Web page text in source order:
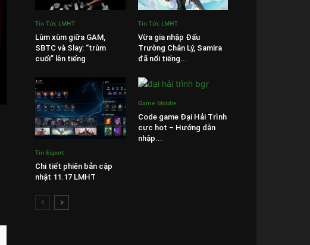
Tin Tức LMHT
Lùm xùm giữa GAM,
SBTC và Slay: “trùm
cuối” lên tiếng
Tin Tức LMHT
Vừa gia nhập Đấu
Trường Chân Lý, Samira
đã nổi tiếng...
Tin Esport
Chi tiết phiên bản cập
nhật 11.17 LMHT
Game Moblie
Code game Đại Hải Trình
cực hot – Hướng dẫn
nhập...